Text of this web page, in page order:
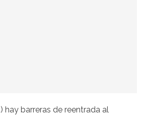
hay barreras de reentrada al